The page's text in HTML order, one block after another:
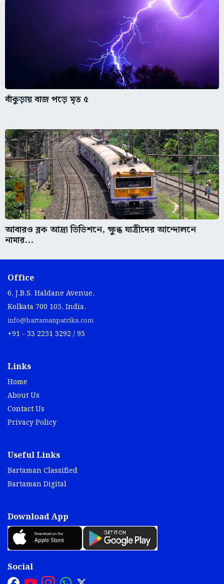
বাঁকুড়ায় বাজ পড়ে মৃত ৫
আবারও ব্লক আদ্রা ডিভিশনে, ক্ষুব্ধ যাত্রীদের আন্দোলনে
নামার...
Office
6, J.B.S. Haldane Avenue,
Kolkata 700 105, India.
info@bartamanpatrika.com
+91 - 33 2251 3292 / 93
Links
Home
About Us
Contact Us
Privacy Policy
Useful Links
Bartaman Classified
Bartaman Digital
Download App
Social